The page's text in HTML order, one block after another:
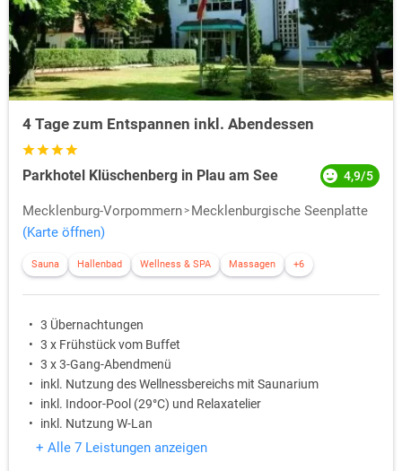
4 Tage zum Entspannen inkl. Abendessen
Parkhotel Klüschenberg in Plau am See 4,9/5
Mecklenburg-Vorpommern
Mecklenburgische Seenplatte
(Karte öffnen)
Sauna Hallenbad Wellness & SPA Massagen +6
3 Übernachtungen
3 x Frühstück vom Buffet
3 x 3-Gang-Abendmenü
inkl. Nutzung des Wellnessbereichs mit Saunarium
inkl. Indoor-Pool (29°C) und Relaxatelier
inkl. Nutzung W-Lan
+ Alle 7 Leistungen anzeigen